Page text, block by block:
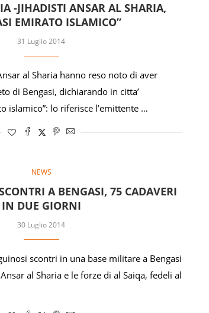
-JIHADISTI ANSAR AL SHARIA,
EMIRATO ISLAMICO”
31 Luglio 2014
al Sharia hanno reso noto di aver
di Bengasi, dichiarando in citta’
islamico”: lo riferisce l’emittente …
NEWS
A BENGASI, 75 CADAVERI
IN DUE GIORNI
30 Luglio 2014
scontri in una base militare a Bengasi
al Sharia e le forze di al Saiqa, fedeli al